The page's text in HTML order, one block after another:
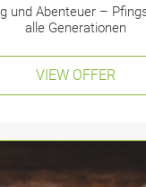
und Abenteuer –
alle Generationen
VIEW OFFER